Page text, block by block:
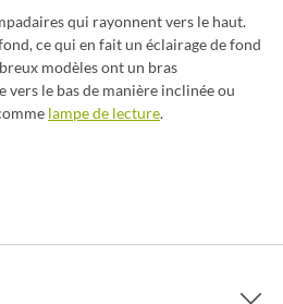
qui rayonnent vers le haut.
ce qui en fait un éclairage de fond
modèles ont un bras
le bas de manière inclinée ou
lampe de lecture.